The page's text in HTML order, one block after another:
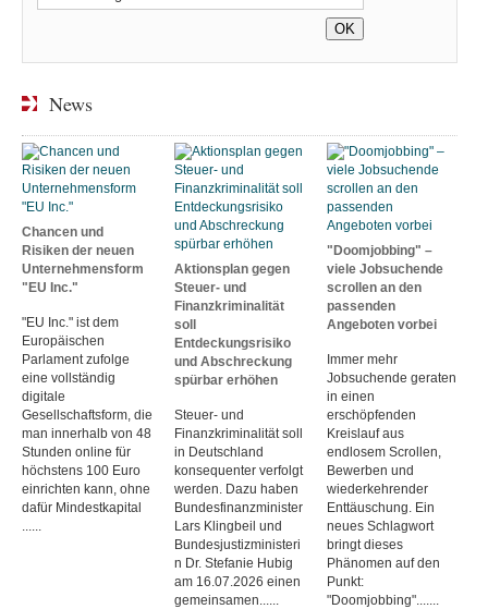
News
Chancen und
Risiken der neuen
Unternehmensform
"EU Inc."
"EU Inc." ist dem
Europäischen
Parlament zufolge
eine vollständig
digitale
Gesellschaftsform, die
man innerhalb von 48
Stunden online für
höchstens 100 Euro
einrichten kann, ohne
dafür Mindestkapital
Aktionsplan gegen
Steuer- und
Finanzkriminalität
soll
Entdeckungsrisiko
und Abschreckung
spürbar erhöhen
Steuer- und
Finanzkriminalität soll
in Deutschland
konsequenter verfolgt
werden. Dazu haben
Bundesfinanzminister
Lars Klingbeil und
Bundesjustizministeri
n Dr. Stefanie Hubig
am 16.07.2026 einen
gemeinsamen......
"Doomjobbing" –
viele Jobsuchende
scrollen an den
passenden
Angeboten vorbei
Immer mehr
Jobsuchende geraten
in einen
erschöpfenden
Kreislauf aus
endlosem Scrollen,
Bewerben und
wiederkehrender
Enttäuschung. Ein
neues Schlagwort
bringt dieses
Phänomen auf den
Punkt:
"Doomjobbing".......